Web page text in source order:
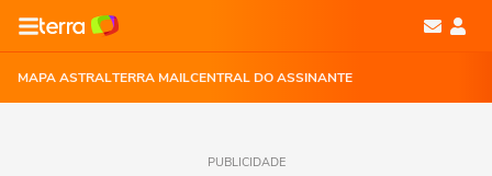
MAPA ASTRALTERRA MAILCENTRAL DO ASSINANTE
PUBLICIDADE